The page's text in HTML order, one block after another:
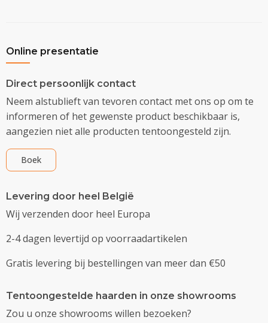
Online presentatie
Direct persoonlijk contact
Neem alstublieft van tevoren contact met ons op om te
informeren of het gewenste product beschikbaar is,
aangezien niet alle producten tentoongesteld zijn.
Boek
Levering door heel België
Wij verzenden door heel Europa
2-4 dagen levertijd op voorraadartikelen
Gratis levering bij bestellingen van meer dan €50
Tentoongestelde haarden in onze showrooms
Zou u onze showrooms willen bezoeken?